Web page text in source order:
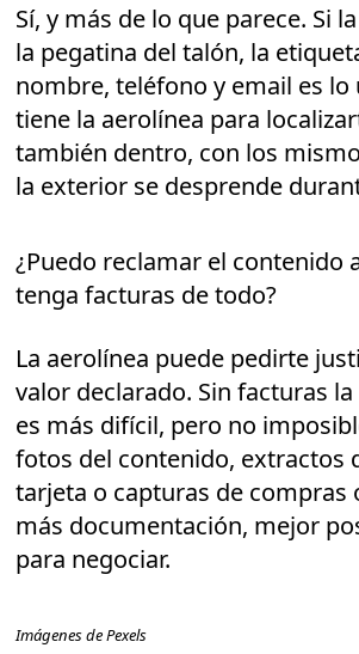
Sí, y más de lo que parece. Si
la pegatina del talón, la
nombre, teléfono y email es lo
tiene la aerolínea para
también dentro, con los
la exterior se desprende
¿Puedo reclamar el contenido
tenga facturas de todo?
La aerolínea puede pedirte
valor declarado. Sin facturas
es más difícil, pero no
fotos del contenido, extractos
tarjeta o capturas de compras
más documentación, mejor
para negociar.
Imágenes de Pexels